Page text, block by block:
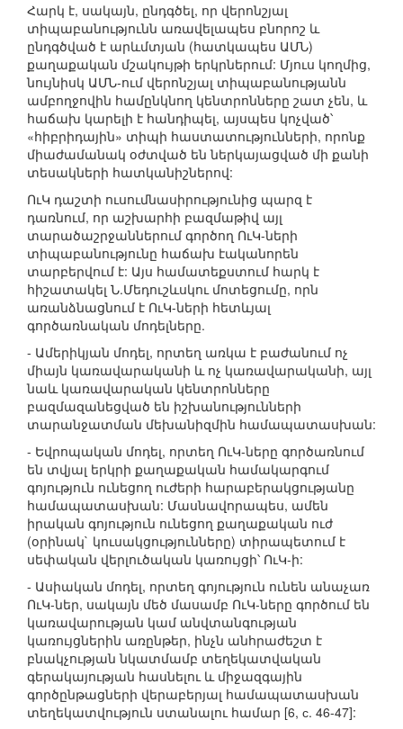
Հարկ է, սակայն, ընդգծել, որ վերոնշյալ
տիպաբանությունն առավելապես բնորոշ և
ընդգծված է արևմտյան (հատկապես ԱՄՆ)
քաղաքական մշակույթի երկրներում: Մյուս կողմից,
նույնիսկ ԱՄՆ-ում վերոնշյալ տիպաբանությանն
ամբողջովին համընկնող կենտրոնները շատ չեն, և
հաճախ կարելի է հանդիպել, այսպես կոչված՝
«հիբրիդային» տիպի հաստատությունների, որոնք
միաժամանակ օժտված են ներկայացված մի քանի
տեսակների հատկանիշներով:
ՈւԿ դաշտի ուսումնասիրությունից պարզ է
դառնում, որ աշխարհի բազմաթիվ այլ
տարածաշրջաններում գործող ՈւԿ-ների
տիպաբանությունը հաճախ էականորեն
տարբերվում է: Այս համատեքստում հարկ է
հիշատակել Ն.Մեդուշևսկու մոտեցումը, որն
առանձնացնում է ՈւԿ-ների հետևյալ
գործառնական մոդելները.
- Ամերիկյան մոդել, որտեղ առկա է բաժանում ոչ
միայն կառավարականի և ոչ կառավարականի, այլ
նաև կառավարական կենտրոնները
բազմազանեցված են իշխանությունների
տարանջատման մեխանիզմին համապատասխան:
- Եվրոպական մոդել, որտեղ ՈւԿ-ները գործառնում
են տվյալ երկրի քաղաքական համակարգում
գոյություն ունեցող ուժերի հարաբերակցությանը
համապատասխան: Մասնավորապես, ամեն
իրական գոյություն ունեցող քաղաքական ուժ
(օրինակ` կուսակցությունները) տիրապետում է
սեփական վերլուծական կառույցի՝ ՈւԿ-ի:
- Ասիական մոդել, որտեղ գոյություն ունեն անաչառ
ՈւԿ-ներ, սակայն մեծ մասամբ ՈւԿ-ները գործում են
կառավարության կամ անվտանգության
կառույցներին առընթեր, ինչն անհրաժեշտ է
բնակչության նկատմամբ տեղեկատվական
գերակայության հասնելու և միջազգային
գործընթացների վերաբերյալ համապատասխան
տեղեկատվություն ստանալու համար [6, с. 46-47]: